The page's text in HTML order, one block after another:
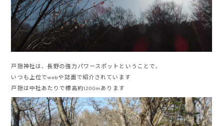
戸隠神社は、長野の強力パワースポットということで、
いつも上位でwebや誌面で紹介されています
戸隠は中社あたりで標高約1200mあります